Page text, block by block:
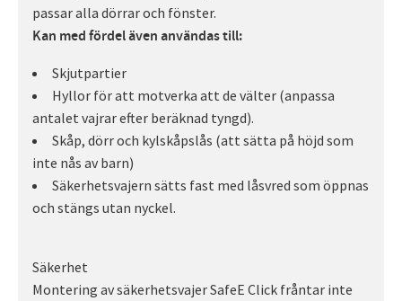
passar alla dörrar och fönster.
Kan med fördel även användas till:
Skjutpartier
Hyllor för att motverka att de välter (anpassa
antalet vajrar efter beräknad tyngd).
Skåp, dörr och kylskåpslås (att sätta på höjd som
inte nås av barn)
Säkerhetsvajern sätts fast med låsvred som öppnas
och stängs utan nyckel.
Säkerhet
Montering av säkerhetsvajer SafeE Click fråntar inte